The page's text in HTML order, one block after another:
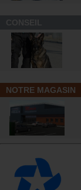
NOTRE MAGASIN